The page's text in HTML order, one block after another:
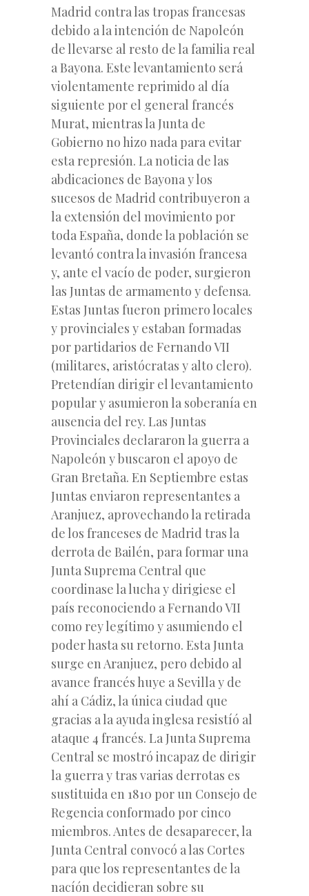
Madrid contra las tropas francesas
debido a la intención de Napoleón
de llevarse al resto de la familia real
a Bayona. Este levantamiento será
violentamente reprimido al día
siguiente por el general francés
Murat, mientras la Junta de
Gobierno no hizo nada para evitar
esta represión. La noticia de las
abdicaciones de Bayona y los
sucesos de Madrid contribuyeron a
la extensión del movimiento por
toda España, donde la población se
levantó contra la invasión francesa
y, ante el vacío de poder, surgieron
las Juntas de armamento y defensa.
Estas Juntas fueron primero locales
y provinciales y estaban formadas
por partidarios de Fernando VII
(militares, aristócratas y alto clero).
Pretendían dirigir el levantamiento
popular y asumieron la soberanía en
ausencia del rey. Las Juntas
Provinciales declararon la guerra a
Napoleón y buscaron el apoyo de
Gran Bretaña. En Septiembre estas
Juntas enviaron representantes a
Aranjuez, aprovechando la retirada
de los franceses de Madrid tras la
derrota de Bailén, para formar una
Junta Suprema Central que
coordinase la lucha y dirigiese el
país reconociendo a Fernando VII
como rey legítimo y asumiendo el
poder hasta su retorno. Esta Junta
surge en Aranjuez, pero debido al
avance francés huye a Sevilla y de
ahí a Cádiz, la única ciudad que
gracias a la ayuda inglesa resistíó al
ataque 4 francés. La Junta Suprema
Central se mostró incapaz de dirigir
la guerra y tras varias derrotas es
sustituida en 1810 por un Consejo de
Regencia conformado por cinco
miembros. Antes de desaparecer, la
Junta Central convocó a las Cortes
para que los representantes de la
nacíón decidieran sobre su